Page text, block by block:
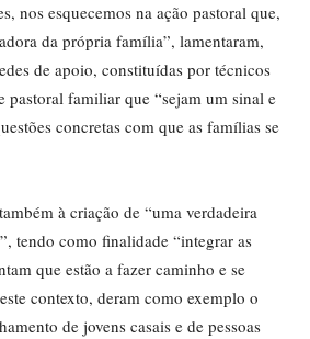
nos esquecemos na ação pastoral que,
da própria família”, lamentaram,
de apoio, constituídas por técnicos
pastoral familiar que “sejam um sinal e
concretas com que as famílias se
à criação de “uma verdadeira
tendo como finalidade “integrar as
que estão a fazer caminho e se
contexto, deram como exemplo o
de jovens casais e de pessoas